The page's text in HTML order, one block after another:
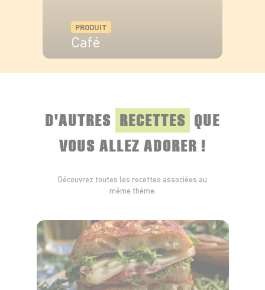
PRODUIT
Café
D'AUTRES RECETTES QUE
VOUS ALLEZ ADORER !
Découvrez toutes les recettes associées au
même thème.